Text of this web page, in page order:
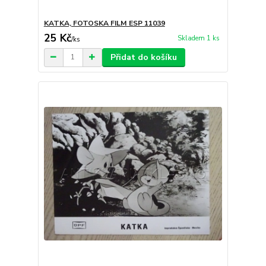
KATKA, FOTOSKA FILM ESP 11039
25 Kč/ks Skladem 1 ks
Přidat do košíku